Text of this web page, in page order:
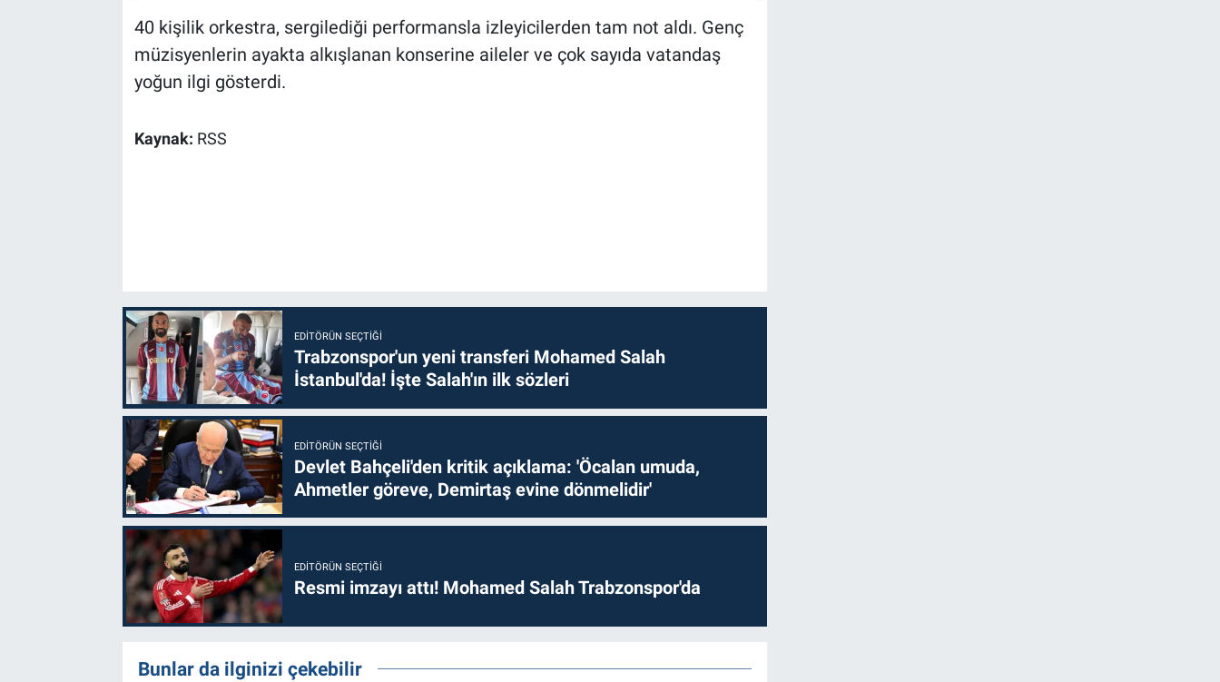
40 kişilik orkestra, sergilediği performansla izleyicilerden tam not aldı. Genç
müzisyenlerin ayakta alkışlanan konserine aileler ve çok sayıda vatandaş
yoğun ilgi gösterdi.
Kaynak: RSS
EDITÖRÜN SEÇTIĞI
Trabzonspor'un yeni transferi Mohamed Salah
İstanbul'da! İşte Salah'ın ilk sözleri
EDITÖRÜN SEÇTIĞI
Devlet Bahçeli'den kritik açıklama: 'Öcalan umuda,
Ahmetler göreve, Demirtaş evine dönmelidir'
EDITÖRÜN SEÇTIĞI
Resmi imzayı attı! Mohamed Salah Trabzonspor'da
Bunlar da ilginizi çekebilir